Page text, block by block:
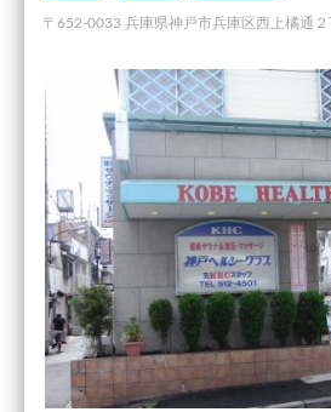
〒652-0033 兵庫県神戸市兵庫区西上橘通２